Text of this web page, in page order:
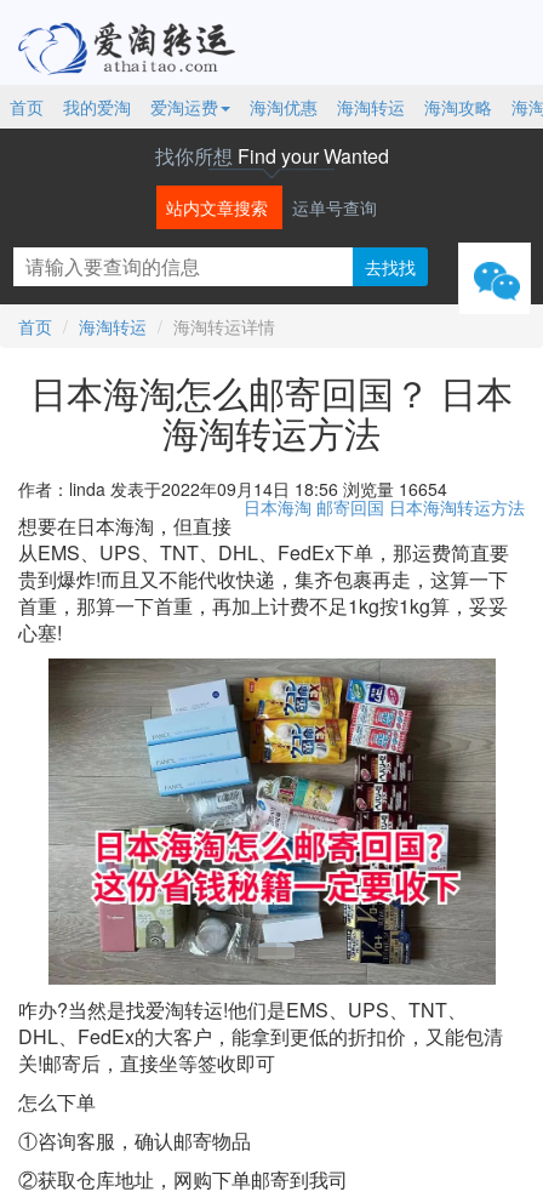
首页 我的爱淘 爱淘运费 海淘优惠 海淘转运 海淘攻略 海
找你所想 Find your Wanted
站内文章搜索 运单号查询
首页 海淘转运 海淘转运详情
日本海淘怎么邮寄回国？ 日本
海淘转运方法
作者：linda 发表于2022年09月14日 18:56 浏览量 16654
日本海淘 邮寄回国 日本海淘转运方法
想要在日本海淘，但直接
从EMS、UPS、TNT、DHL、FedEx下单，那运费简直要
贵到爆炸!而且又不能代收快递，集齐包裹再走，这算一下
首重，那算一下首重，再加上计费不足1kg按1kg算，妥妥
心塞!
咋办?当然是找爱淘转运!他们是EMS、UPS、TNT、
DHL、FedEx的大客户，能拿到更低的折扣价，又能包清
关!邮寄后，直接坐等签收即可
怎么下单
①咨询客服，确认邮寄物品
②获取仓库地址，网购下单邮寄到我司